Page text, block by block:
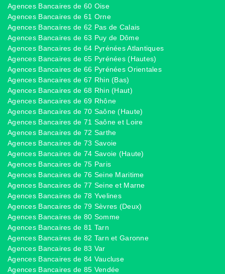
Agences Bancaires de 60 Oise
Agences Bancaires de 61 Orne
Agences Bancaires de 62 Pas de Calais
Agences Bancaires de 63 Puy de Dôme
Agences Bancaires de 64 Pyrénées Atlantiques
Agences Bancaires de 65 Pyrénées (Hautes)
Agences Bancaires de 66 Pyrénées Orientales
Agences Bancaires de 67 Rhin (Bas)
Agences Bancaires de 68 Rhin (Haut)
Agences Bancaires de 69 Rhône
Agences Bancaires de 70 Saône (Haute)
Agences Bancaires de 71 Saône et Loire
Agences Bancaires de 72 Sarthe
Agences Bancaires de 73 Savoie
Agences Bancaires de 74 Savoie (Haute)
Agences Bancaires de 75 Paris
Agences Bancaires de 76 Seine Maritime
Agences Bancaires de 77 Seine et Marne
Agences Bancaires de 78 Yvelines
Agences Bancaires de 79 Sèvres (Deux)
Agences Bancaires de 80 Somme
Agences Bancaires de 81 Tarn
Agences Bancaires de 82 Tarn et Garonne
Agences Bancaires de 83 Var
Agences Bancaires de 84 Vaucluse
Agences Bancaires de 85 Vendée